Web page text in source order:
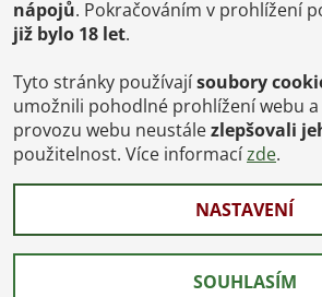
ČR: od 95,-
SK: 350,-
€ = 24,00 CZK
Dopravy a Platby
Jsme internetový obchod, osobní odběr
2026 © Vinoteka-Praha.cz, všechna
Vytvořil Shoptet
nápojů. Pokračováním v prohlížení
již bylo 18 let.
Tyto stránky používajísoubory
umožnili pohodlné prohlížení webu a
provozu webu neustálezlepšovali
použitelnost. Více informacízde.
NASTAVENÍ
SOUHLASÍM